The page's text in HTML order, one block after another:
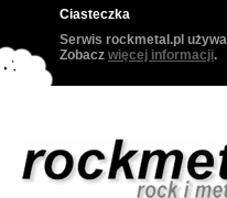
Ciasteczka
Serwis rockmetal.pl
Zobacz więcej informacji.